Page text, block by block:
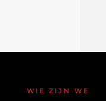
WIE ZIJN WE